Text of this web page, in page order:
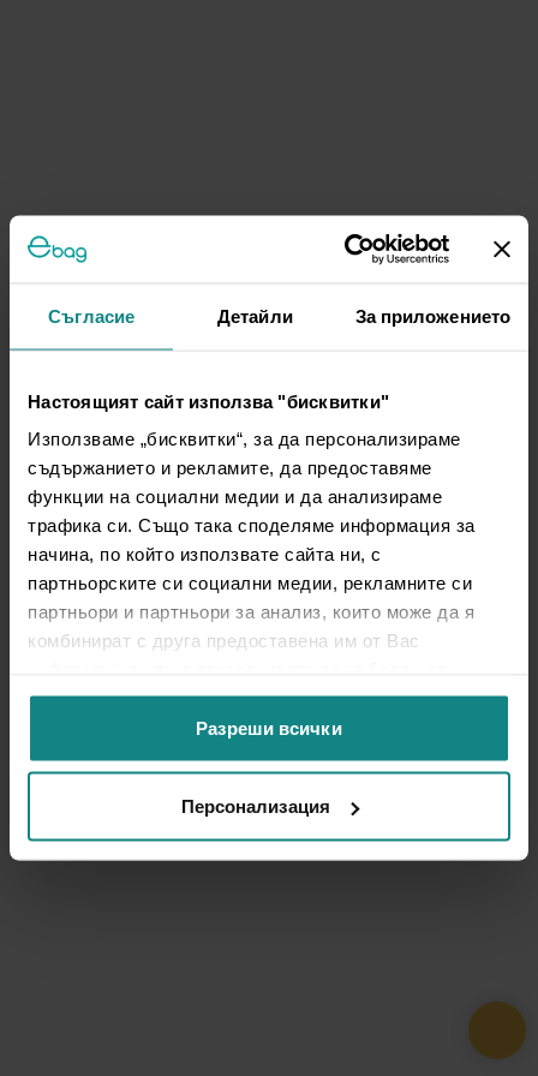
Съгласие Детайли За приложението
Настоящият сайт използва "бисквитки"
Използваме „бисквитки“, за да персонализираме
съдържанието и рекламите, да предоставяме
функции на социални медии и да анализираме
трафика си. Също така споделяме информация за
начина, по който използвате сайта ни, с
партньорските си социални медии, рекламните си
партньори и партньори за анализ, които може да я
комбинират с друга предоставена им от Вас
ползването от Ваша страна на услугите им.
Разреши всички
Персонализация